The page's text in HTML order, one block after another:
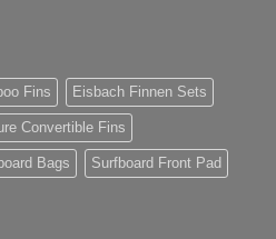
Fins Eisbach Finnen Sets
Convertible Fins
Bags Surfboard Front Pad